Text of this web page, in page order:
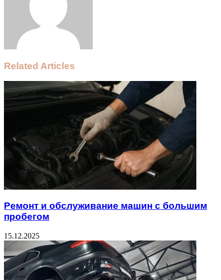
Related Articles
Ремонт и обслуживание машин с большим
пробегом
15.12.2025